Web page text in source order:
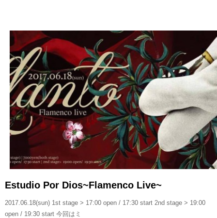
READ MORE
Estudio Por Dios~Flamenco Live~
2017.06.18(sun) 1st stage > 17:00 open / 17:30 start 2nd stage > 19:00
open / 19:30 start 今回はミ